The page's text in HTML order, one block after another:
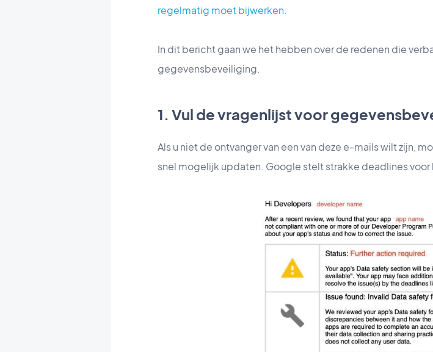
regelmatig moet bijwerken.
In dit bericht gaan we het hebben over de redenen die
gegevensbeveiliging.
1. Vul de vragenlijst voor
Als u niet de ontvanger van een van deze e-mails wilt zijn,
snel mogelijk updaten. Google stelt strakke deadlines